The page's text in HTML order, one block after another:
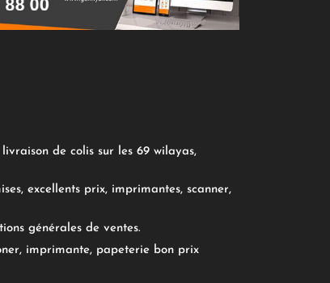
de colis sur les 69 wilayas,
excellents prix, imprimantes, scanner,
générales de ventes.
imprimante, papeterie bon prix